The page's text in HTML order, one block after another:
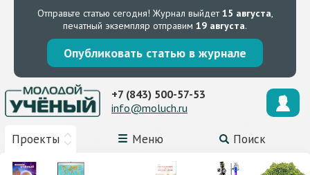
Отправьте статью сегодня! Журнал выйдет15 августа,
печатный экземпляр отправим 19 августа.
Опубликовать статью в журнале
Проекты Меню Поиск
+7 (843) 500-57-53
info@moluch.ru